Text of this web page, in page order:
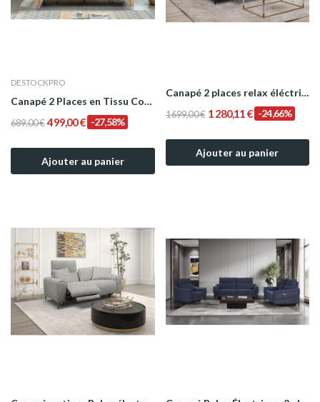
DESTOCKPRO
Canapé 2 Places en Tissu Convertible Modèle ENJOY
689,00 € 499,00 € -27,58%
Ajouter au panier
Canapé 2 places relax éléctrique en tissu beige...
1 699,00 € 1 280,11 € -24,66%
Ajouter au panier